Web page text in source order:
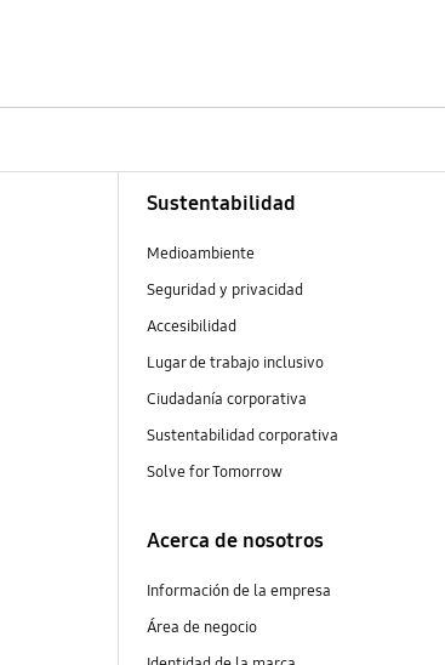
Sustentabilidad
Medioambiente
Seguridad y privacidad
Accesibilidad
Lugar de trabajo inclusivo
Ciudadanía corporativa
Sustentabilidad corporativa
Solve for Tomorrow
Acerca de nosotros
Información de la empresa
Área de negocio